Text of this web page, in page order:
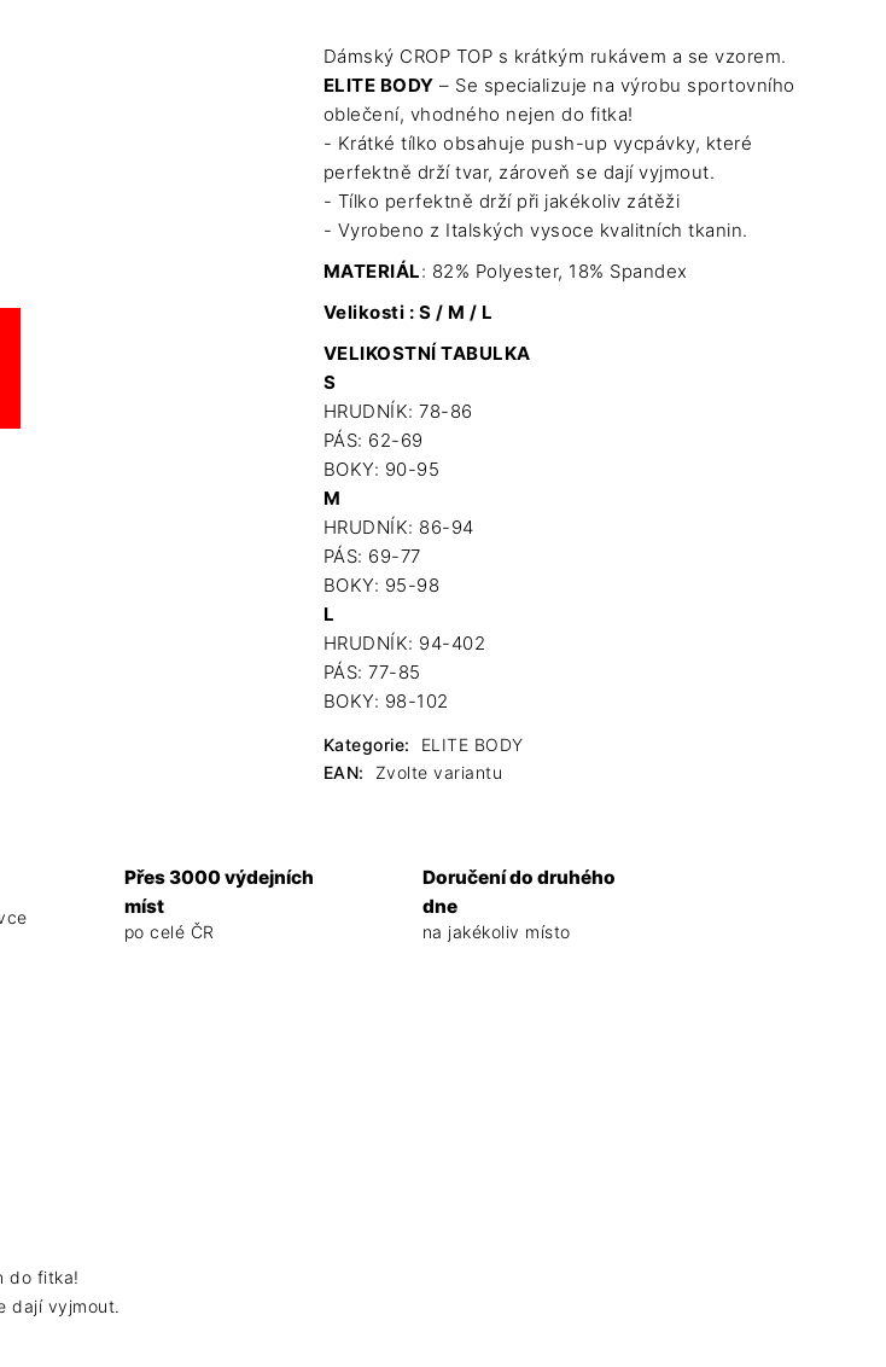
Dámský CROP TOP s krátkým rukávem a se vzorem.
ELITE BODY – Se specializuje na výrobu sportovního
oblečení, vhodného nejen do fitka!
- Krátké tílko obsahuje push-up vycpávky, které
perfektně drží tvar, zároveň se dají vyjmout.
- Tílko perfektně drží při jakékoliv zátěži
- Vyrobeno z Italských vysoce kvalitních tkanin.
MATERIÁL: 82% Polyester, 18% Spandex
Velikosti : S / M / L
VELIKOSTNÍ TABULKA
S
HRUDNÍK: 78-86
PÁS: 62-69
BOKY: 90-95
M
HRUDNÍK: 86-94
PÁS: 69-77
BOKY: 95-98
L
HRUDNÍK: 94-402
PÁS: 77-85
BOKY: 98-102
Kategorie:
ELITE BODY
EAN: Zvolte variantu
Přes 3000 výdejních
míst
po celé ČR
Doručení do druhého
dne
na jakékoliv místo
do fitka!
dají vyjmout.